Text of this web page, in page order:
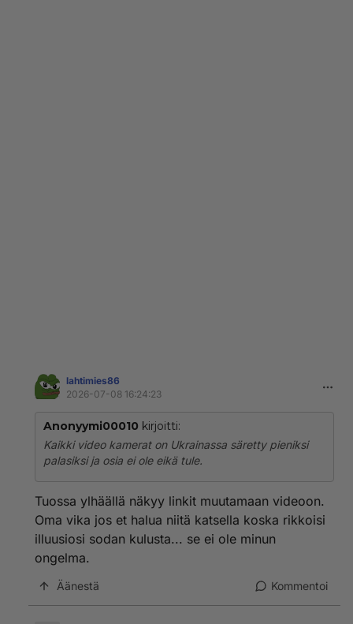
lahtimies86
2026-07-08 16:24:23
Anonyymi00010 kirjoitti:
Kaikki video kamerat on Ukrainassa säretty pieniksi
palasiksi ja osia ei ole eikä tule.
Tuossa ylhäällä näkyy linkit muutamaan videoon.
Oma vika jos et halua niitä katsella koska rikkoisi
illuusiosi sodan kulusta... se ei ole minun
ongelma.
Äänestä Kommentoi